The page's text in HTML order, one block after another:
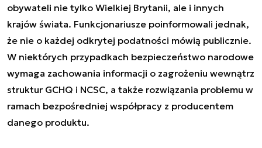
obywateli nie tylko Wielkiej Brytanii, ale i innych
krajów świata. Funkcjonariusze poinformowali jednak,
że nie o każdej odkrytej podatności mówią publicznie.
W niektórych przypadkach bezpieczeństwo narodowe
wymaga zachowania informacji o zagrożeniu wewnątrz
struktur GCHQ i NCSC, a także rozwiązania problemu w
ramach bezpośredniej współpracy z producentem
danego produktu.